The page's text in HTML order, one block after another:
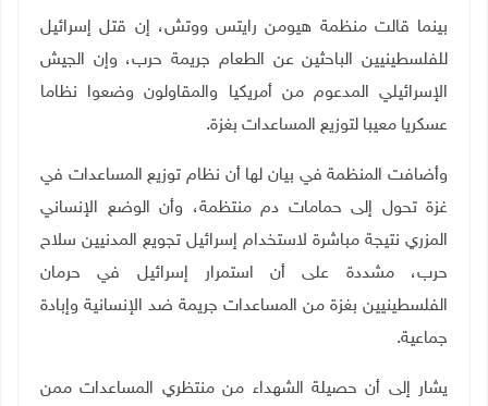
بينما قالت منظمة هيومن رايتس ووتش، إن قتل إسرائيل
للفلسطينيين الباحثين عن الطعام جريمة حرب، وإن الجيش
الإسرائيلي المدعوم من أمريكيا والمقاولون وضعوا نظاما
عسكريا معيبا لتوزيع المساعدات بغزة.
وأضافت المنظمة في بيان لها أن نظام توزيع المساعدات في
غزة تحول إلى حمامات دم منتظمة، وأن الوضع الإنساني
المزري نتيجة مباشرة لاستخدام إسرائيل تجويع المدنيين سلاح
حرب، مشددة على أن استمرار إسرائيل في حرمان
الفلسطينيين بغزة من المساعدات جريمة ضد الإنسانية وإبادة
جماعية.
يشار إلى أن حصيلة الشهداء من منتظري المساعدات ممن